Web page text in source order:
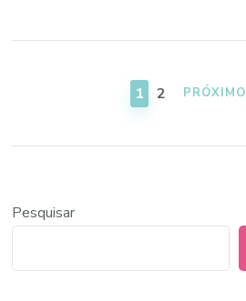
PÁGINA
1 PÁGINA
2 PRÓXIMO
Pesquisar